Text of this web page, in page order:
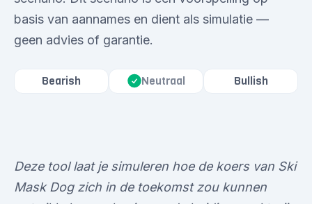
basis van aannames en dient als simulatie —
geen advies of garantie.
Bearish Neutraal Bullish
Deze tool laat je simuleren hoe de koers van Ski
Mask Dog zich in de toekomst zou kunnen